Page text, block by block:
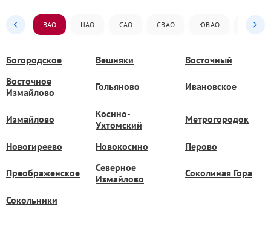
ВАО ЦАО САО СВАО ЮВАО ЮАО
Богородское Вешняки
Восточный
Восточное
Измайлово
Гольяново Ивановское
Измайлово
Косино-
Ухтомский
Метрогородок
Новогиреево Новокосино Перово
Преображенское
Северное
Измайлово
Соколиная Гора
Сокольники